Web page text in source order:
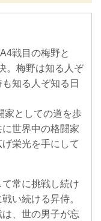
戦目の梅野と
。梅野は知る人ぞ
知る人ぞ知る日
家としての道を歩
世界中の格闘家
栄光を手にして
常に挑戦し続け
い続ける昇侍。
、世の男子が忘